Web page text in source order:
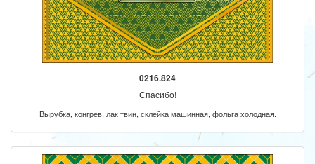
0216.824
Спасибо!
Вырубка, конгрев, лак твин, склейка машинная, фольга холодная.